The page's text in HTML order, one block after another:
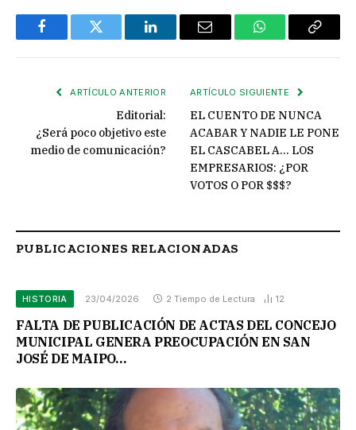
FacebookTwitter LinkedInEmail WhatsAppCopiar
ARTÍCULO ANTERIOR
Editorial:
¿Será poco objetivo este
medio de comunicación?
ARTÍCULO SIGUIENTE
EL CUENTO DE NUNCA
ACABAR Y NADIE LE PONE
EL CASCABEL A… LOS
EMPRESARIOS: ¿POR
VOTOS O POR $$$?
PUBLICACIONES RELACIONADAS
HISTORIA 23/04/2026 2 Tiempo de Lectura 12
FALTA DE PUBLICACIÓN DE ACTAS DEL CONCEJO
MUNICIPAL GENERA PREOCUPACIÓN EN SAN
JOSÉ DE MAIPO…